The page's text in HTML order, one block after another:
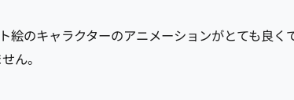
のキャラクターのアニメーションがとても良く
ん。